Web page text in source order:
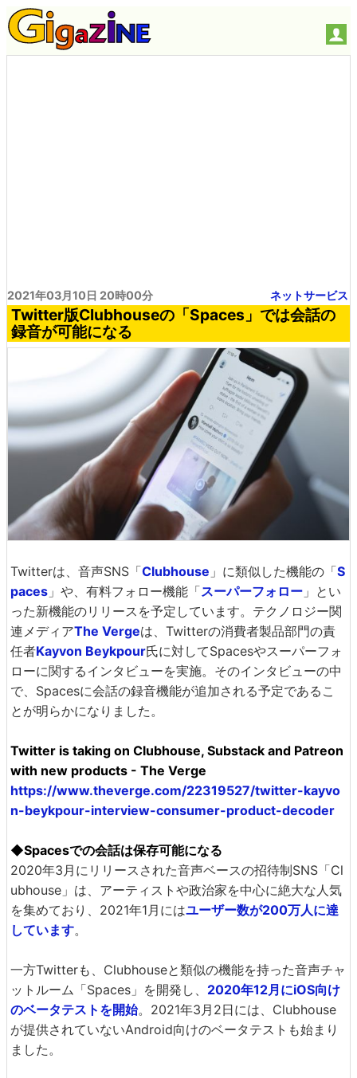
2021年03月10日 20時00分 ネットサービス
Twitter版Clubhouseの「Spaces」では会話の
録音が可能になる
Twitterは、音声SNS「Clubhouse 」に類似した機能の「S
paces 」や、有料フォロー機能「スーパーフォロー 」とい
った新機能のリリースを予定しています。テクノロジー関
連メディアThe Vergeは、Twitterの消費者製品部門の責
任者Kayvon Beykpour氏に対してSpacesやスーパーフォ
ローに関するインタビューを実施。そのインタビューの中
で、Spacesに会話の録音機能が追加される予定であるこ
とが明らかになりました。
Twitter is taking on Clubhouse, Substack and Patreon
with new products - The Verge
https://www.theverge.com/22319527/twitter-kayvo
n-beykpour-interview-consumer-product-decoder
◆Spacesでの会話は保存可能になる
2020年3月にリリースされた音声ベースの招待制SNS「Cl
ubhouse」は、アーティストや政治家を中心に絶大な人気
を集めており、2021年1月にはユーザー数が200万人に達
しています。
一方Twitterも、Clubhouseと類似の機能を持った音声チャ
ットルーム「Spaces」を開発し、 2020年12月にiOS向け
のベータテストを開始。2021年3月2日には、Clubhouse
が提供されていないAndroid向けのベータテストも始まり
ました。